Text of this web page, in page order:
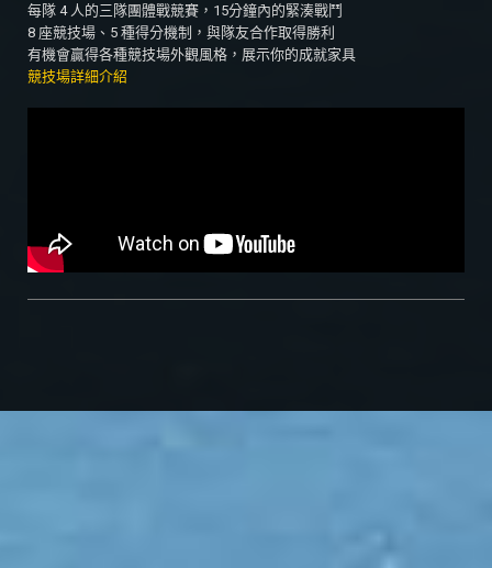
每隊 4 人的三隊團體戰競賽，15分鐘內的緊湊戰鬥
8 座競技場、5 種得分機制，與隊友合作取得勝利
有機會贏得各種競技場外觀風格，展示你的成就家具
競技場詳細介紹